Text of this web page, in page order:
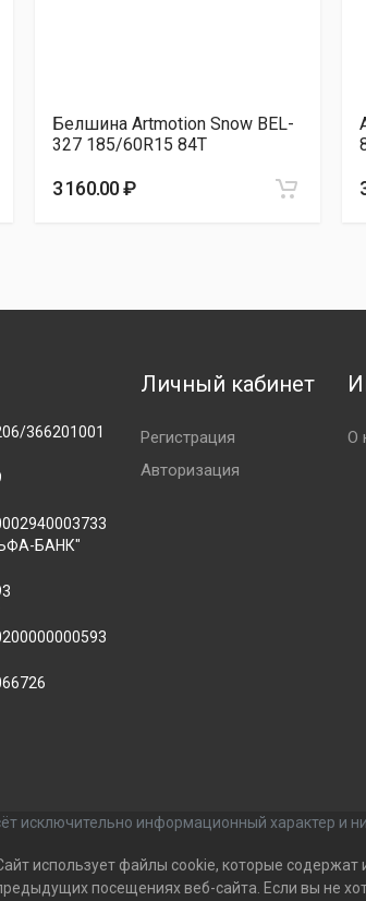
Белшина Artmotion Snow BEL-
327 185/60R15 84T
3 160.00 ₽
366201001
БАНК"
Личный кабинет
Регистрация
Авторизация
О
исключительно информационный характер и
использует файлы cookie, которые
посещениях веб-сайта. Если вы не